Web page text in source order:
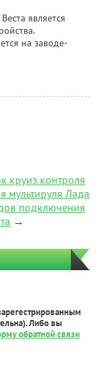
является
на заводе-
круиз контроля
мультируля Лада
подключения
→
Либо вы
обратной связи